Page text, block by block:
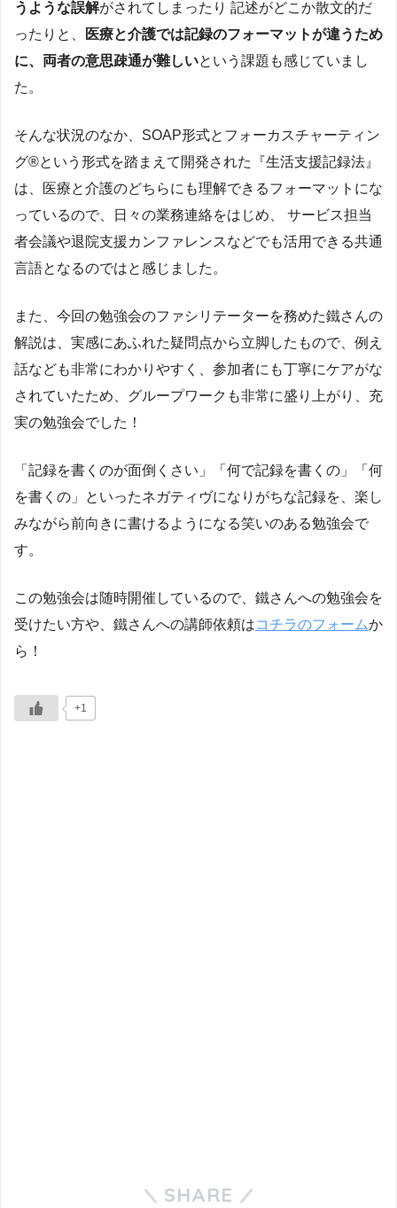
うような誤解がされてしまったり 記述がどこか散文的だ
ったりと、
医療と介護では記録のフォーマットが違うため
に、両者の意思疎通が難しいという課題も感じていまし
た。
そんな状況のなか、SOAP形式とフォーカスチャーティン
グ®という形式を踏まえて開発された『生活支援記録法』
は、医療と介護のどちらにも理解できるフォーマットにな
っているので、日々の業務連絡をはじめ、 サービス担当
者会議や退院支援カンファレンスなどでも活用できる共通
言語となるのではと感じました。
また、今回の勉強会のファシリテーターを務めた鐵さんの
解説は、実感にあふれた疑問点から立脚したもので、例え
話なども非常にわかりやすく、参加者にも丁寧にケアがな
されていたため、グループワークも非常に盛り上がり、充
実の勉強会でした！
「記録を書くのが面倒くさい」「何で記録を書くの」「何
を書くの」といったネガティヴになりがちな記録を、楽し
みながら前向きに書けるようになる笑いのある勉強会で
す。
この勉強会は随時開催しているので、鐵さんへの勉強会を
受けたい方や、鐵さんへの講師依頼はコチラのフォームか
ら！
+1
SHARE